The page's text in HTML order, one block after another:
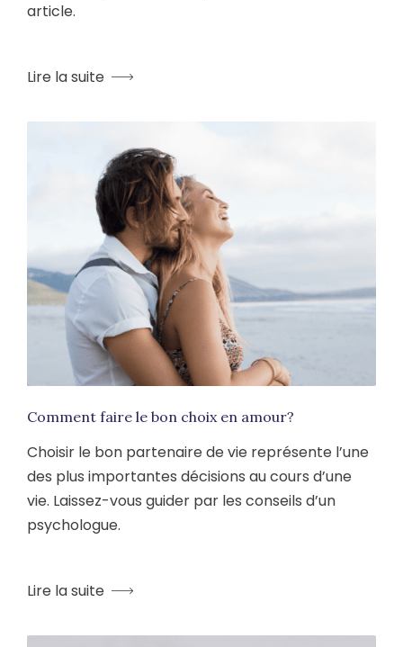
article.
Lire la suite
Comment faire le bon choix en amour?
Choisir le bon partenaire de vie représente l’une
des plus importantes décisions au cours d’une
vie. Laissez-vous guider par les conseils d’un
psychologue.
Lire la suite